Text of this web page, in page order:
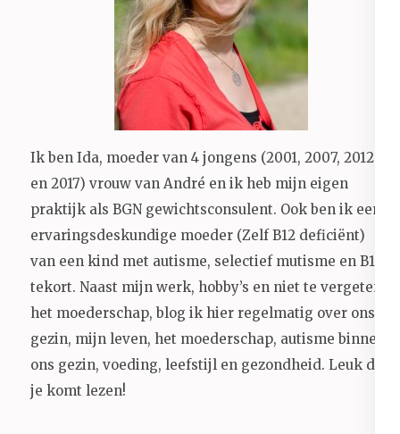
Ik ben Ida, moeder van 4 jongens (2001, 2007, 2012
en 2017) vrouw van André en ik heb mijn eigen
praktijk als BGN gewichtsconsulent. Ook ben ik een
ervaringsdeskundige moeder (Zelf B12 deficiënt)
van een kind met autisme, selectief mutisme en B12
tekort. Naast mijn werk, hobby’s en niet te vergeten
het moederschap, blog ik hier regelmatig over ons
gezin, mijn leven, het moederschap, autisme binnen
ons gezin, voeding, leefstijl en gezondheid. Leuk dat
je komt lezen!